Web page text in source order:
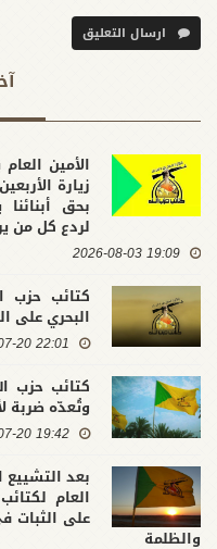
ارسال التعليق
الأمين
زيارة
بحق
لردع كل من
19:09 2026-08-03
كتائب حزب
البحري على
22:01 2026-07-20
كتائب حزب
وتُعدّه ضربة
19:42 2026-07-20
بعد التشييع
العام
على الثبات
والظلمة